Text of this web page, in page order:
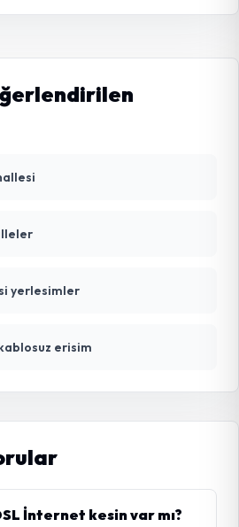
yerlesimler
erisim
İnternet kesin var mı?